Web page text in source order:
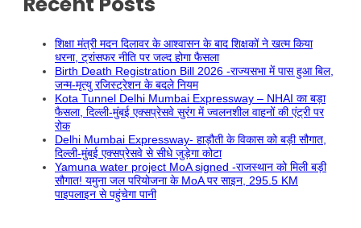
शिक्षा मंत्री मदन दिलावर के आश्वासन के बाद शिक्षकों ने खत्म किया
धरना, ट्रांसफर नीति पर जल्द होगा फैसला
Birth Death Registration Bill 2026 -राज्यसभा में पास हुआ बिल,
जन्म-मृत्यु रजिस्ट्रेशन के बदले नियम
Kota Tunnel Delhi Mumbai Expressway – NHAI का बड़ा
फैसला, दिल्ली-मुंबई एक्सप्रेसवे सुरंग में ज्वलनशील वाहनों की एंट्री पर
रोक
Delhi Mumbai Expressway- हाड़ौती के विकास को बड़ी सौगात,
दिल्ली-मुंबई एक्सप्रेसवे से सीधे जुड़ेगा कोटा
Yamuna water project MoA signed -राजस्थान को मिली बड़ी
सौगात! यमुना जल परियोजना के MoA पर साइन, 295.5 KM
पाइपलाइन से पहुंचेगा पानी